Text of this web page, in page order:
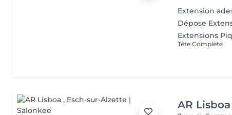
Extension
Dépose
Extensions
Tête Complète
AR Lisboa